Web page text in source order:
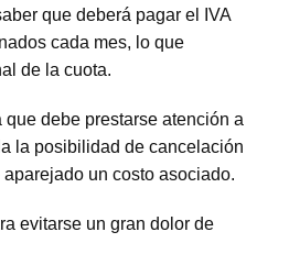
que deberá pagar el IVA
cada mes, lo que
de la cuota.
que debe prestarse atención a
la posibilidad de cancelación
un costo asociado.
evitarse un gran dolor de